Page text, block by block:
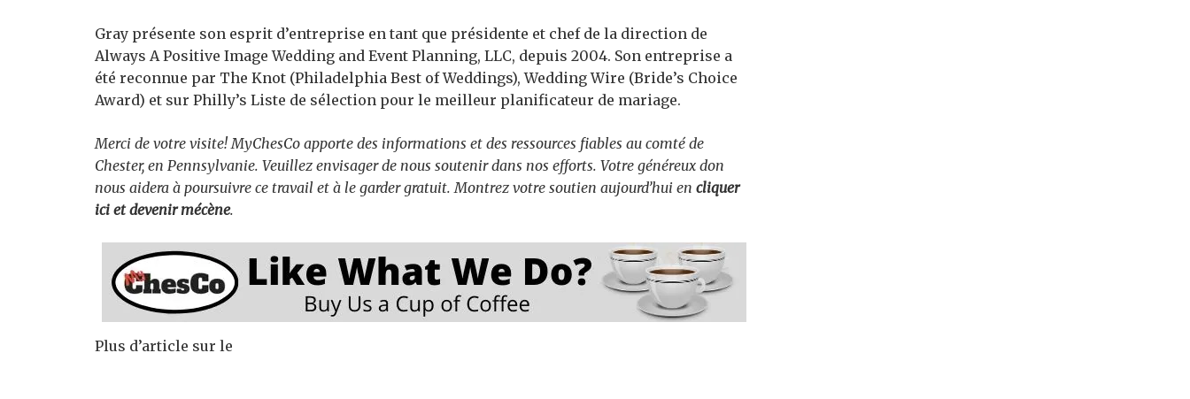
Gray présente son esprit d’entreprise en tant que présidente et chef de la direction de
Always A Positive Image Wedding and Event Planning, LLC, depuis 2004. Son entreprise a
été reconnue par The Knot (Philadelphia Best of Weddings), Wedding Wire (Bride’s Choice
Award) et sur Philly’s Liste de sélection pour le meilleur planificateur de mariage.
Merci de votre visite! MyChesCo apporte des informations et des ressources fiables au comté de
Chester, en Pennsylvanie. Veuillez envisager de nous soutenir dans nos efforts. Votre généreux don
nous aidera à poursuivre ce travail et à le garder gratuit. Montrez votre soutien aujourd’hui en cliquer
ici et devenir mécène.
Plus d’article sur le